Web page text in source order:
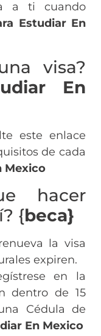
a ti cuando
Estudiar En
visa?
En
este enlace
de cada
Mexico
hacer
{beca}
la visa
expiren.
en la
dentro de 15
Cédula de
En Mexico